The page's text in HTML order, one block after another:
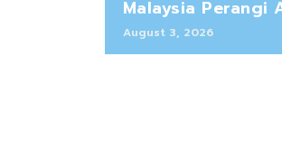
Malaysia Perangi
August 3, 2026